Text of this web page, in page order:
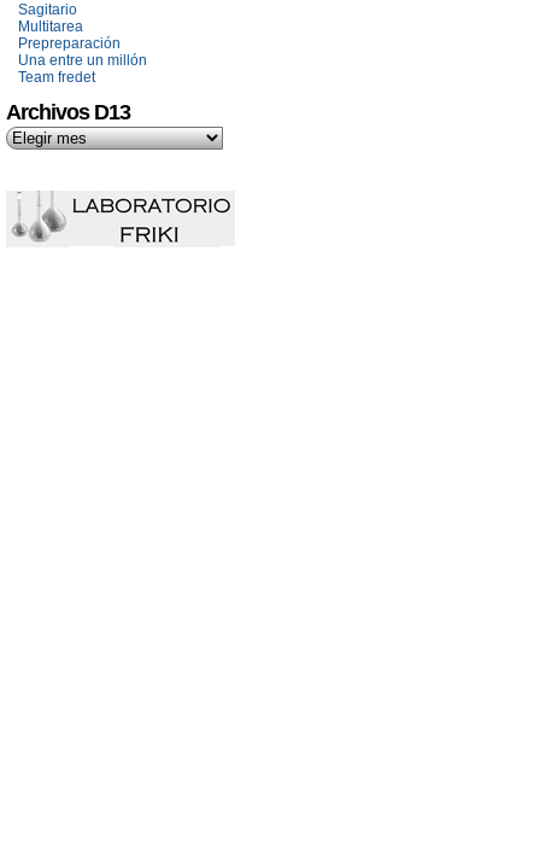
Sagitario
Multitarea
Prepreparación
Una entre un millón
Team fredet
Archivos D13